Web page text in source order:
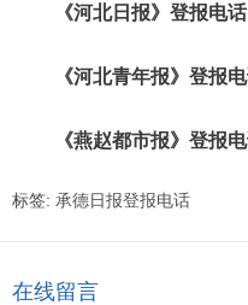
《河北日报》登报电话
《河北青年报》登报
《燕赵都市报》登报
标签: 承德日报登报电话
在线留言